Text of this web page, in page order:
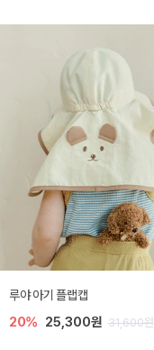
루야 아기 플랩캡
20% 25,300원 31,600원